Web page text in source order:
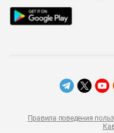
Правила поведения